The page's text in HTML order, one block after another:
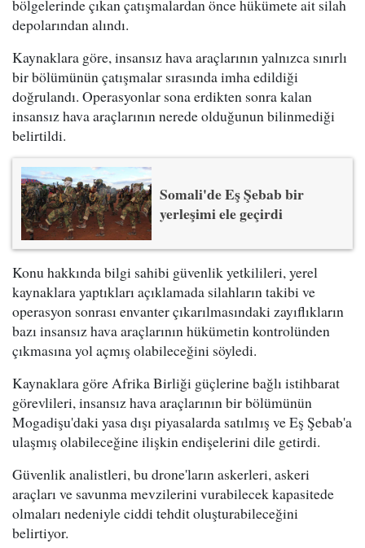
bölgelerinde çıkan çatışmalardan önce hükümete ait silah
depolarından alındı.
Kaynaklara göre, insansız hava araçlarının yalnızca sınırlı
bir bölümünün çatışmalar sırasında imha edildiği
doğrulandı. Operasyonlar sona erdikten sonra kalan
insansız hava araçlarının nerede olduğunun bilinmediği
belirtildi.
Somali'de Eş Şebab bir
yerleşimi ele geçirdi
Konu hakkında bilgi sahibi güvenlik yetkilileri, yerel
kaynaklara yaptıkları açıklamada silahların takibi ve
operasyon sonrası envanter çıkarılmasındaki zayıflıkların
bazı insansız hava araçlarının hükümetin kontrolünden
çıkmasına yol açmış olabileceğini söyledi.
Kaynaklara göre Afrika Birliği güçlerine bağlı istihbarat
görevlileri, insansız hava araçlarının bir bölümünün
Mogadişu'daki yasa dışı piyasalarda satılmış ve Eş Şebab'a
ulaşmış olabileceğine ilişkin endişelerini dile getirdi.
Güvenlik analistleri, bu drone'ların askerleri, askeri
araçları ve savunma mevzilerini vurabilecek kapasitede
olmaları nedeniyle ciddi tehdit oluşturabileceğini
belirtiyor.